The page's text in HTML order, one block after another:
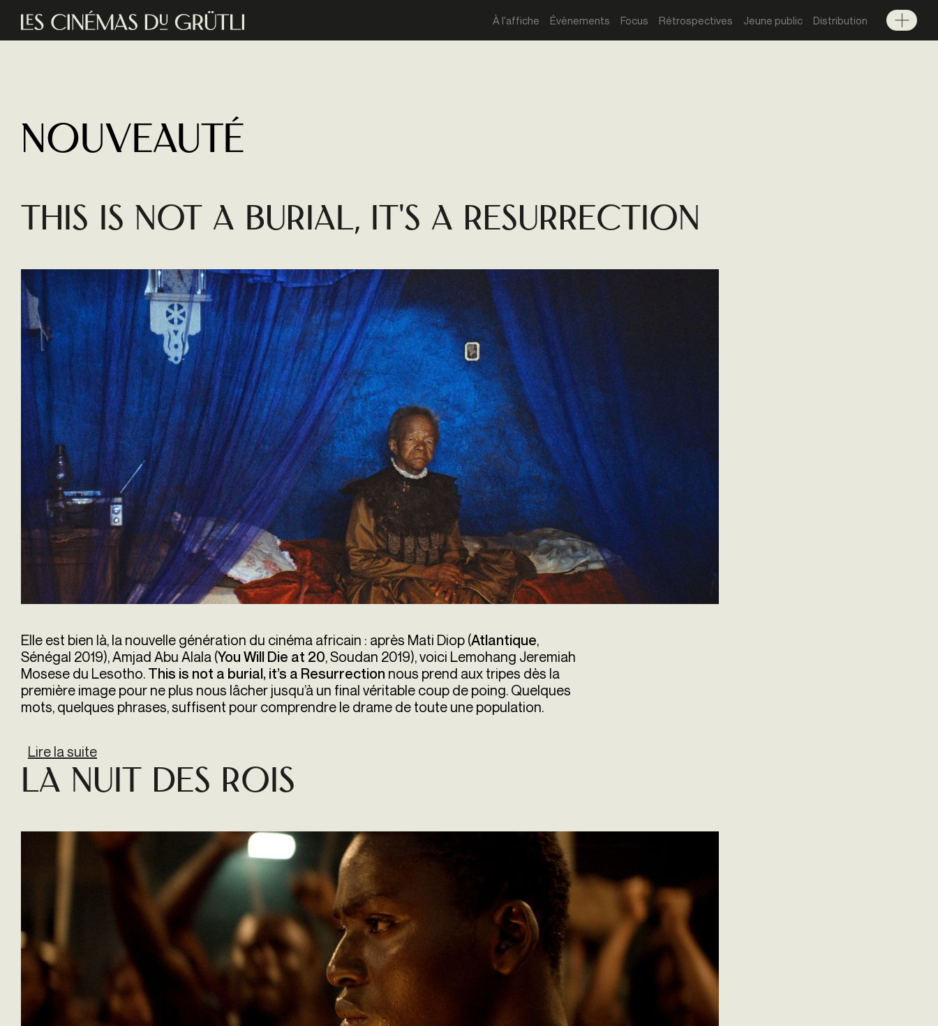
Aller au contenu principal
À l'affiche Évènements Focus Rétrospectives Jeune public Distribution
Menu
Nouveauté
This is not a Burial, it's a Resurrection
Elle est bien là, la nouvelle génération du cinéma africain : après Mati Diop (Atlantique,
Sénégal 2019), Amjad Abu Alala (You Will Die at 20, Soudan 2019), voici Lemohang Jeremiah
Mosese du Lesotho. This is not a burial, it’s a Resurrection nous prend aux tripes dès la
première image pour ne plus nous lâcher jusqu’à un final véritable coup de poing. Quelques
mots, quelques phrases, suffisent pour comprendre le drame de toute une population.
Lire la suite
La Nuit des rois